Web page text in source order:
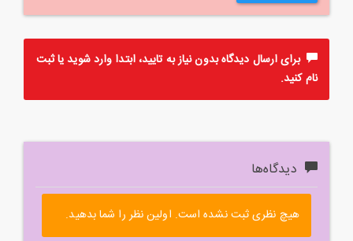
برای ارسال دیدگاه بدون نیاز به تایید، ابتداواردشوید یاثبت
نامکنید.
دیدگاه‌ها
هیچ نظری ثبت نشده است. اولین نظر را شما بدهید.